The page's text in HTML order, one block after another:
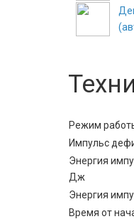
Режим
Импульс
Энергия
Дж
Энергия
Время от